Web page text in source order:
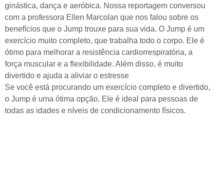
ginástica, dança e aeróbica. Nossa reportagem conversou
com a professora Ellen Marcolan que nos falou sobre os
benefícios que o Jump trouxe para sua vida. O Jump é um
exercício muito completo, que trabalha todo o corpo. Ele é
ótimo para melhorar a resistência cardiorrespiratória, a
força muscular e a flexibilidade. Além disso, é muito
divertido e ajuda a aliviar o estresse
Se você está procurando um exercício completo e divertido,
o Jump é uma ótima opção. Ele é ideal para pessoas de
todas as idades e níveis de condicionamento físicos.